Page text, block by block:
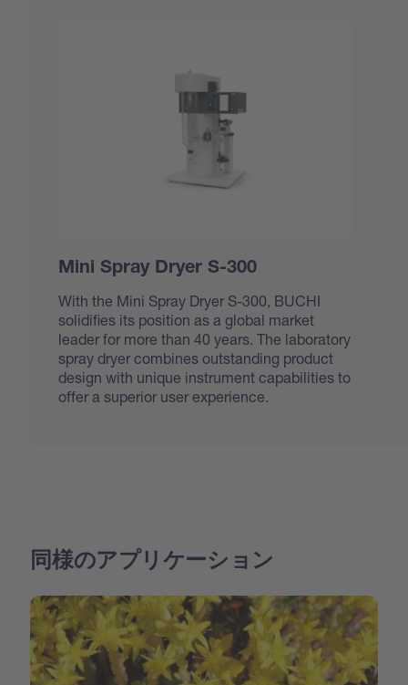
Mini Spray Dryer S-300
With the Mini Spray Dryer S-300, BUCHI
solidifies its position as a global market
leader for more than 40 years. The laboratory
spray dryer combines outstanding product
design with unique instrument capabilities to
offer a superior user experience.
同様のアプリケーション